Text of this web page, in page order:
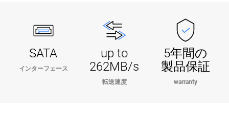
SATA
インターフェース
up to
262MB/s
転送速度
5年間の
製品保証
warranty